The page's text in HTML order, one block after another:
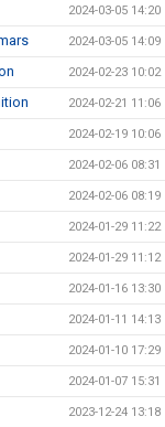
2024-03-05 14:20
2024-03-05 14:09
2024-02-23 10:02
2024-02-21 11:06
2024-02-19 10:06
2024-02-06 08:31
2024-02-06 08:19
2024-01-29 11:22
2024-01-29 11:12
2024-01-16 13:30
2024-01-11 14:13
2024-01-10 17:29
2024-01-07 15:31
2023-12-24 13:18